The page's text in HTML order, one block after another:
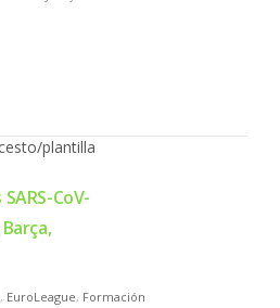
CoV-
, EuroLeague, Formación